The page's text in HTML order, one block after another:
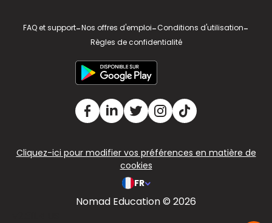
FAQ et support-Nos offres d'emploi-Conditions d'utilisation-
Règles de confidentialité
Cliquez-ici pour modifier vos préférences en matière de
cookies
FR
Nomad Education © 2026